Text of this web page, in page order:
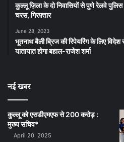
कुल्लू ज़िला के दो निवासियों से पुणे रेलवे
चरस, गिरफ़्तार
June 28, 2023
भूतनाथ बैली ब्रिज की रिपेयरिंग के लिए
यातायात होगा बहाल-राजेश शर्मा
नई खबर
कुल्लू को एसडीएमएफ से 200 करोड़ :
मुख्य सचिव*
April 20, 2025